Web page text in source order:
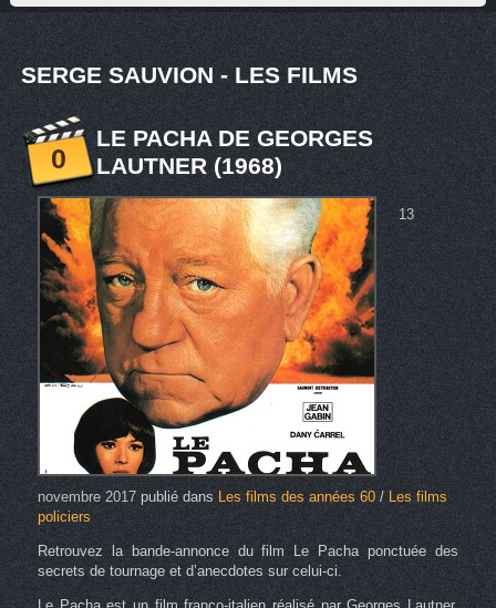
SERGE SAUVION - LES FILMS
0
LE PACHA DE GEORGES
LAUTNER (1968)
13
novembre 2017publié dans Les films des années 60/ Les films
policiers
Retrouvez la bande-annonce du film Le Pacha ponctuée des
secrets de tournage et d’anecdotes sur celui-ci.